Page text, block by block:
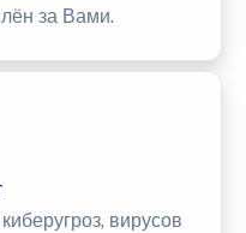
за Вами.
вирусов